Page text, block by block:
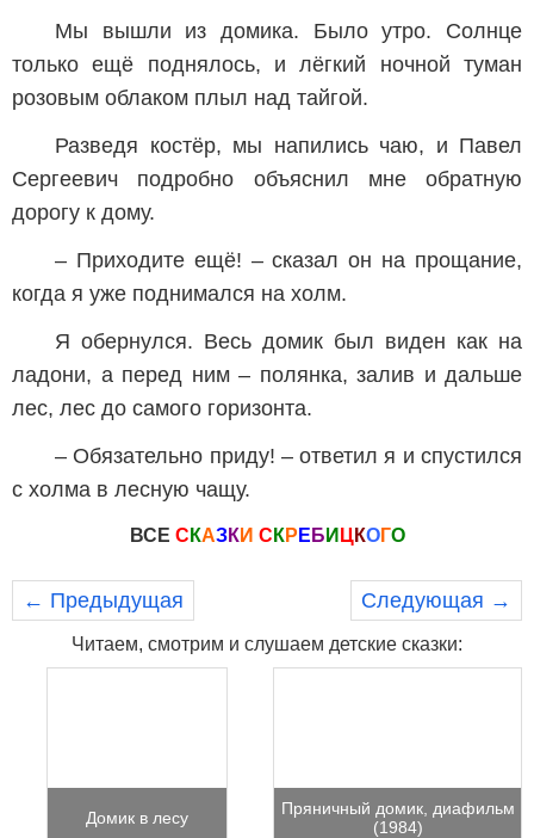
Мы вышли из домика. Было утро. Солнце
только ещё поднялось, и лёгкий ночной туман
розовым облаком плыл над тайгой.
Разведя костёр, мы напились чаю, и Павел
Сергеевич подробно объяснил мне обратную
дорогу к дому.
– Приходите ещё! – сказал он на прощание,
когда я уже поднимался на холм.
Я обернулся. Весь домик был виден как на
ладони, а перед ним – полянка, залив и дальше
лес, лес до самого горизонта.
– Обязательно приду! – ответил я и спустился
с холма в лесную чащу.
ВСЕ С КАЗКИ С КР Е Б И ЦКОГО
← Предыдущая Следующая →
Читаем, смотрим и слушаем детские сказки:
Домик в лесу
Пряничный домик, диафильм
(1984)